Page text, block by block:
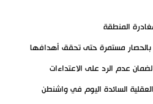
المنطقة
مستمرة حتى تحقق أهدافها
عدم الرد على الاعتداءات
السائدة اليوم في واشنطن